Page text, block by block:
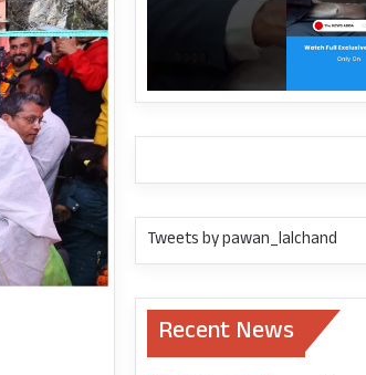
Tweets by pawan_lalchand
Recent News